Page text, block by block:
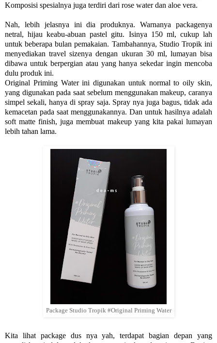
Komposisi spesialnya juga terdiri dari rose water dan aloe vera.
Nah, lebih jelasnya ini dia produknya. Warnanya packagenya
netral, hijau keabu-abuan pastel gitu. Isinya 150 ml, cukup lah
untuk beberapa bulan pemakaian. Tambahannya, Studio Tropik ini
menyediakan travel sizenya dengan ukuran 30 ml, lumayan bisa
dibawa untuk berpergian atau yang hanya sekedar ingin mencoba
dulu produk ini.
Original Priming Water ini digunakan untuk normal to oily skin,
yang digunakan pada saat sebelum menggunakan makeup, caranya
simpel sekali, hanya di spray saja. Spray nya juga bagus, tidak ada
kemacetan pada saat menggunakannya. Dan untuk hasilnya adalah
soft matte finish, juga membuat makeup yang kita pakai lumayan
lebih tahan lama.
Package Studio Tropik #Original Priming Water
Kita lihat package dus nya yah, terdapat bagian depan yang